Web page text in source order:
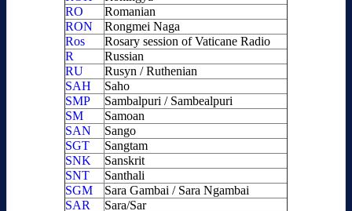
RO
Romanian
RON
Rongmei Naga
Ros
Rosary session of Vaticane Radio
R
Russian
RU
Rusyn / Ruthenian
SAH
Saho
SMP
Sambalpuri / Sambealpuri
SM
Samoan
SAN
Sango
SGT
Sangtam
SNK
Sanskrit
SNT
Santhali
SGM
Sara Gambai / Sara Ngambai
SAR
Sara/Sar